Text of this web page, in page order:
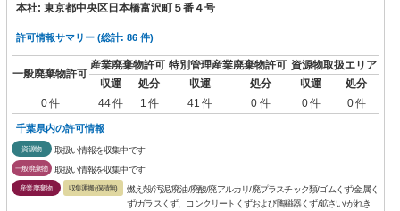
本社: 東京都中央区日本橋富沢町５番４号
許可情報サマリー (総計: 86 件)
一般廃棄物許可
産業廃棄物許可 特別管理産業廃棄物許可 資源物取扱エリア
収運
処分 収運 処分 収運
処分
0 件
44 件 1 件 41 件 0 件 0 件 0 件
千葉県内の許可情報
資源物 取扱い情報を収集中です
一般廃棄物 取扱い情報を収集中です
産業廃棄物 収集運搬(保積無)
燃え殻/汚泥/廃油/廃酸/廃アルカリ/廃プラスチック類/ゴムくず/金属く
ず/ガラスくず、コンクリートくずおよび陶磁器くず/鉱さい/がれき